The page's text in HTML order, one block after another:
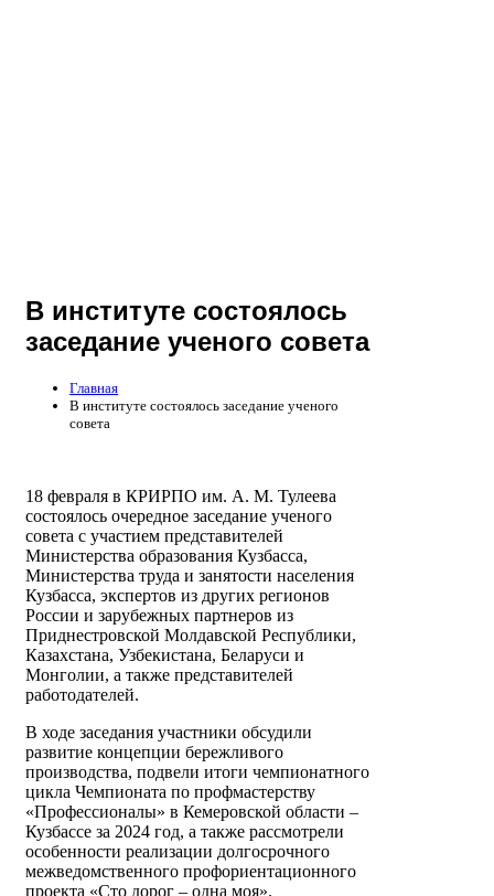
В институте состоялось
заседание ученого совета
Главная
В институте состоялось заседание ученого
совета
18 февраля в КРИРПО им. А. М. Тулеева
состоялось очередное заседание ученого
совета с участием представителей
Министерства образования Кузбасса,
Министерства труда и занятости населения
Кузбасса, экспертов из других регионов
России и зарубежных партнеров из
Приднестровской Молдавской Республики,
Казахстана, Узбекистана, Беларуси и
Монголии, а также представителей
работодателей.
В ходе заседания участники обсудили
развитие концепции бережливого
производства, подвели итоги чемпионатного
цикла Чемпионата по профмастерству
«Профессионалы» в Кемеровской области –
Кузбассе за 2024 год, а также рассмотрели
особенности реализации долгосрочного
межведомственного профориентационного
проекта «Сто дорог – одна моя».